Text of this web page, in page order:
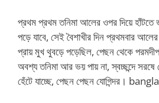
প্রথম প্রথম তনিমা আলের ওপর দিয়ে
পড়ে যাবে, সেই বৈশাখীর দিন প্রথমবার
প্রায় মুখ থুবড়ে পড়েছিল, পেছন থেকে
অবশ্য তনিমা আর ভয় পায় না, স্বচ্ছন্দে
হেঁটে যাচ্ছে, পেছন পেছন যোগিন্দর।